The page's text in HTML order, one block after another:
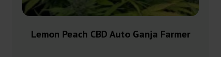
Lemon Peach CBD Auto Ganja Farmer